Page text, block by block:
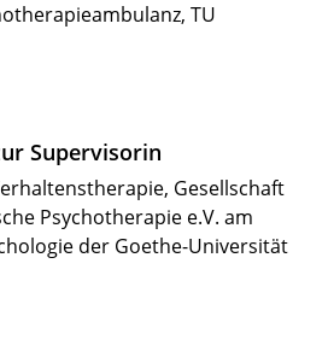
TU
Supervisorin
Gesellschaft
Psychotherapie e.V. am
der Goethe-Universität